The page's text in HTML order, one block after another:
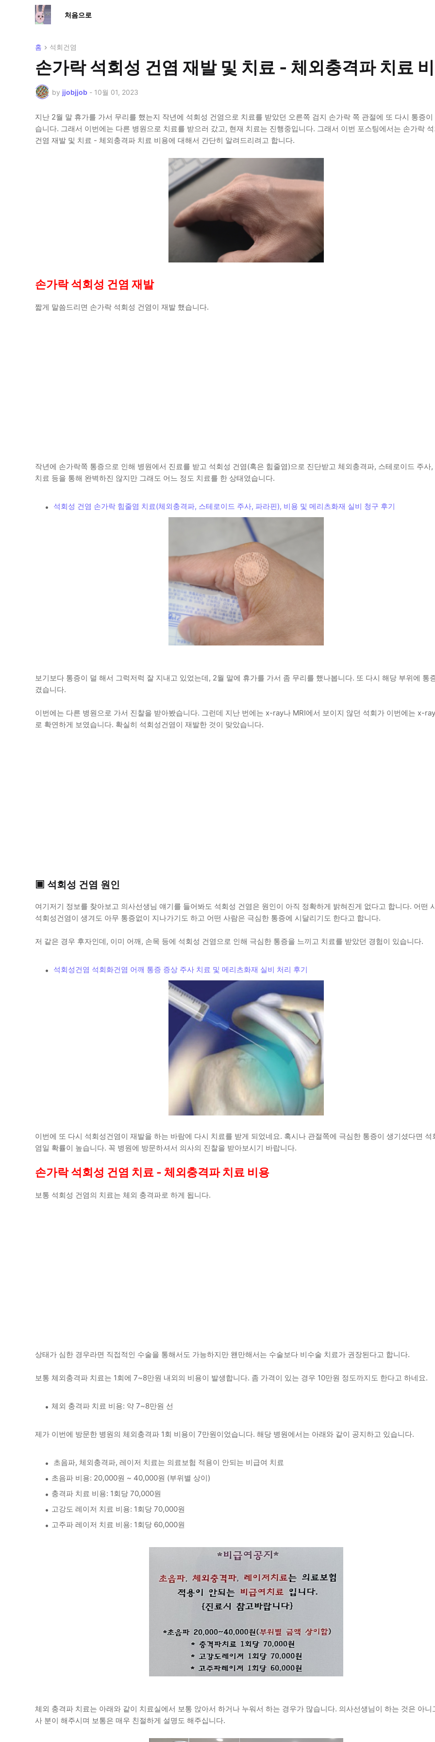
처음으로
홈 석회건염
손가락 석회성 건염 재발 및 치료 - 체외충격파 치료
by jjobjjob - 10월 01, 2023
지난 2월 말 휴가를 가서 무리를 했는지 작년에 석회성 건염으로 치료를 받았던 오른쪽 검지 손가락 쪽 관절에 또 다시 통증
습니다. 그래서 이번에는 다른 병원으로 치료를 받으러 갔고, 현재 치료는 진행중입니다. 그래서 이번 포스팅에서는 손가락
건염 재발 및 치료 - 체외충격파 치료 비용에 대해서 간단히 알려드리려고 합니다.
손가락 석회성 건염 재발
짧게 말씀드리면 손가락 석회성 건염이 재발 했습니다.
작년에 손가락쪽 통증으로 인해 병원에서 진료를 받고 석회성 건염(혹은 힘줄염)으로 진단받고 체외충격파, 스테로이드 주사
치료 등을 통해 완벽하진 않지만 그래도 어느 정도 치료를 한 상태였습니다.
석회성 건염 손가락 힘줄염 치료(체외충격파, 스테로이드 주사, 파라핀), 비용 및 메리츠화재 실비 청구 후기
보기보다 통증이 덜 해서 그럭저럭 잘 지내고 있었는데, 2월 말에 휴가를 가서 좀 무리를 했나봅니다. 또 다시 해당 부위에 통
겼습니다.
이번에는 다른 병원으로 가서 진찰을 받아봤습니다. 그런데 지난 번에는 x-ray나 MRI에서 보이지 않던 석회가 이번에는 x-
로 확연하게 보였습니다. 확실히 석회성건염이 재발한 것이 맞았습니다.
▣ 석회성 건염 원인
여기저기 정보를 찾아보고 의사선생님 얘기를 들어봐도 석회성 건염은 원인이 아직 정확하게 밝혀진게 없다고 합니다. 어떤
석회성건염이 생겨도 아무 통증없이 지나가기도 하고 어떤 사람은 극심한 통증에 시달리기도 한다고 합니다.
저 같은 경우 후자인데, 이미 어깨, 손목 등에 석회성 건염으로 인해 극심한 통증을 느끼고 치료를 받았던 경험이 있습니다.
석회성건염 석회화건염 어깨 통증 증상 주사 치료 및 메리츠화재 실비 처리 후기
이번에 또 다시 석회성건염이 재발을 하는 바람에 다시 치료를 받게 되었네요. 혹시나 관절쪽에 극심한 통증이 생기셨다면 석
염일 확률이 높습니다. 꼭 병원에 방문하셔서 의사의 진찰을 받아보시기 바랍니다.
손가락 석회성 건염 치료 - 체외충격파 치료 비용
보통 석회성 건염의 치료는 체외 충격파로 하게 됩니다.
상태가 심한 경우라면 직접적인 수술을 통해서도 가능하지만 왠만해서는 수술보다 비수술 치료가 권장된다고 합니다.
보통 체외충격파 치료는 1회에 7~8만원 내외의 비용이 발생합니다. 좀 가격이 있는 경우 10만원 정도까지도 한다고 하네요.
체외 충격파 치료 비용: 약 7~8만원 선
제가 이번에 방문한 병원의 체외충격파 1회 비용이 7만원이었습니다. 해당 병원에서는 아래와 같이 공지하고 있습니다.
초음파, 체외충격파, 레이저 치료는 의료보험 적용이 안되는 비급여 치료
초음파 비용: 20,000원 ~ 40,000원 (부위별 상이)
충격파 치료 비용: 1회당 70,000원
고강도 레이저 치료 비용: 1회당 70,000원
고주파 레이저 치료 비용: 1회당 60,000원
체외 충격파 치료는 아래와 같이 치료실에서 보통 앉아서 하거나 누워서 하는 경우가 많습니다. 의사선생님이 하는 것은 아니
사 분이 해주시며 보통은 매우 친절하게 설명도 해주십니다.